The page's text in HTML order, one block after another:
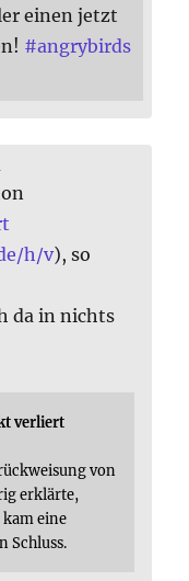
einen jetzt
#angrybirds
h/v), so
da in nichts
verliert
von
erklärte,
kam eine
Schluss.